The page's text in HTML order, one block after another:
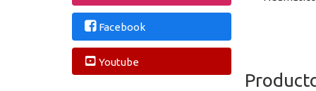
Facebook
Youtube